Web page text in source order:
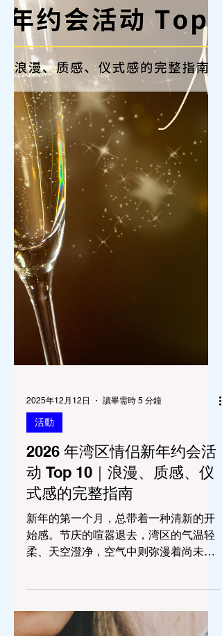
情感、归属与养育意义，就构成你的原
生家庭。在心理治疗、家庭系统理论
中，探究原生家庭是理解一个人行为模
式、依恋类型、价值信念、情绪调节、
自我定位的关键路径。 二、原生家庭影
响的主要维度 1. 依恋风格与亲密关系
儿童时期与主要照顾者间建立的“安全
型”“焦虑型”“回避型”或“混合型”依恋模
式，会影响成年后我们如何与伴侣建立
亲密关系。研究指出，家庭情绪氛围、
父母的情绪调节能力、父母-子女间的互
动模式，与
2025年12月12日 讀畢需時 5 分鐘
活動
2026 年湾区情侣新年约会活
动 Top 10｜浪漫、质感、仪
新年的第一个月，总带着一种清新的开
始感。节庆的喧嚣退去，湾区的气温轻